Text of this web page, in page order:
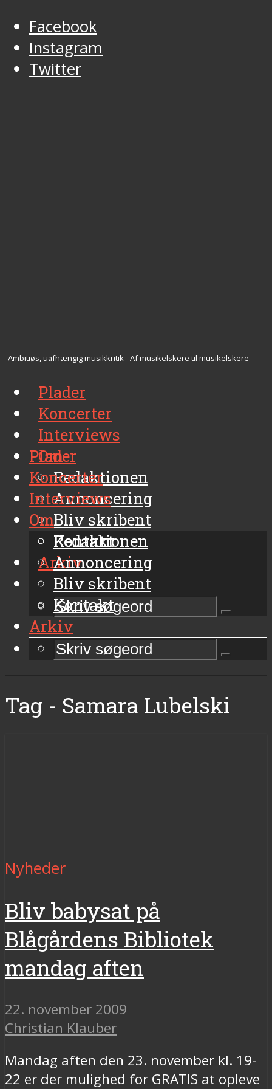
Facebook
Instagram
Twitter
Ambitiøs, uafhængig musikkritik - Af musikelskere til musikelskere
Plader
Koncerter
Interviews
Om
Redaktionen
Annoncering
Bliv skribent
Kontakt
Arkiv
Plader
Koncerter
Interviews
Om
Redaktionen
Annoncering
Bliv skribent
Kontakt
Arkiv
Tag - Samara Lubelski
Nyheder
Bliv babysat på
Blågårdens Bibliotek
mandag aften
22. november 2009
Christian Klauber
Mandag aften den 23. november kl. 19-
22 er der mulighed for GRATIS at opleve